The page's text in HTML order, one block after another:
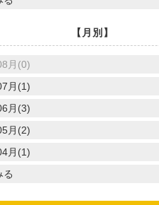
【月別】
月(0)
月(1)
月(3)
月(2)
月(1)
る